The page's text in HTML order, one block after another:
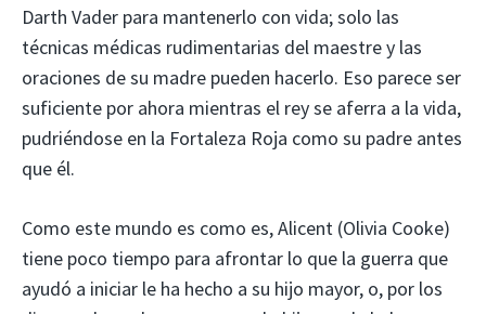
Darth Vader para mantenerlo con vida; solo las
técnicas médicas rudimentarias del maestre y las
oraciones de su madre pueden hacerlo. Eso parece ser
suficiente por ahora mientras el rey se aferra a la vida,
pudriéndose en la Fortaleza Roja como su padre antes
que él.
Como este mundo es como es, Alicent (Olivia Cooke)
tiene poco tiempo para afrontar lo que la guerra que
ayudó a iniciar le ha hecho a su hijo mayor, o, por los